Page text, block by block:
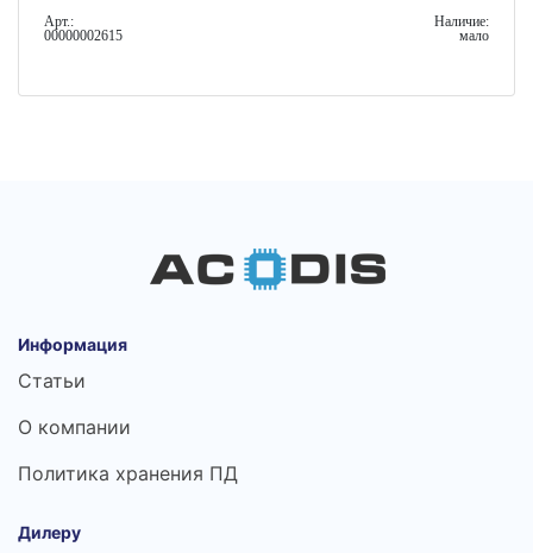
Арт.:
00000002615
Наличие:
мало
Информация
Статьи
О компании
Политика хранения ПД
Дилеру